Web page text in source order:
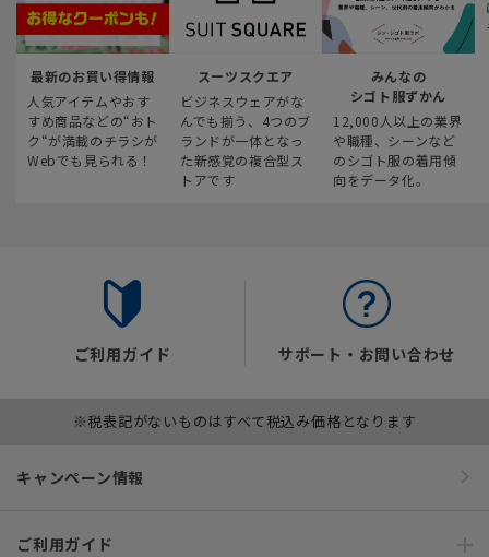
最新のお買い得情報
人気アイテムやおす
すめ商品などの“おト
ク“が満載のチラシが
Webでも見られる！
スーツスクエア
ビジネスウェアがな
んでも揃う、4つのブ
ランドが一体となっ
た新感覚の複合型ス
トアです
みんなの
シゴト服ずかん
12,000人以上の業界
や職種、シーンなど
のシゴト服の着用傾
向をデータ化。
ご利用ガイド サポート・お問い合わせ
※税表記がないものはすべて税込み価格となります
キャンペーン情報
ご利用ガイド